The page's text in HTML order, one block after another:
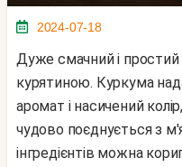
2024-07-18
Дуже смачний і простий у приготуванні суп з
курятиною. Куркума
аромат і насичений
чудово поєднується з
інгредієнтів можна